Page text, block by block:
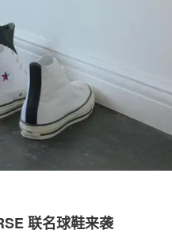
联名球鞋来袭